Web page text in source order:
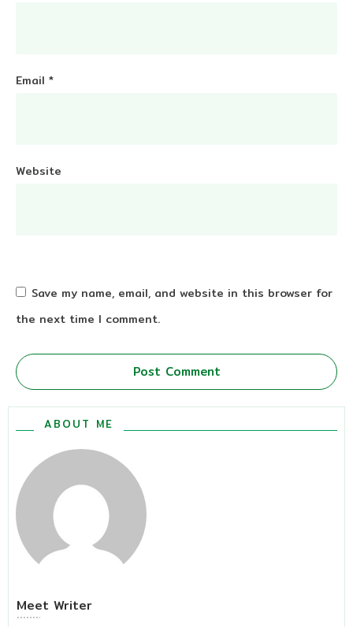
Email *
Website
Save my name, email, and website in this browser for
the next time I comment.
Post Comment
ABOUT ME
Meet Writer